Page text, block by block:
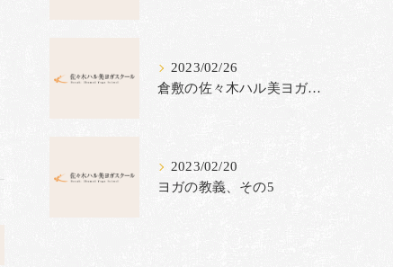
2023/02/26
倉敷の佐々木ハル美ヨガスクールのインストラクター養成コースでは心のヨガ＝ラジャヨガを指導しています。
2023/02/20
ヨガの教義、その5